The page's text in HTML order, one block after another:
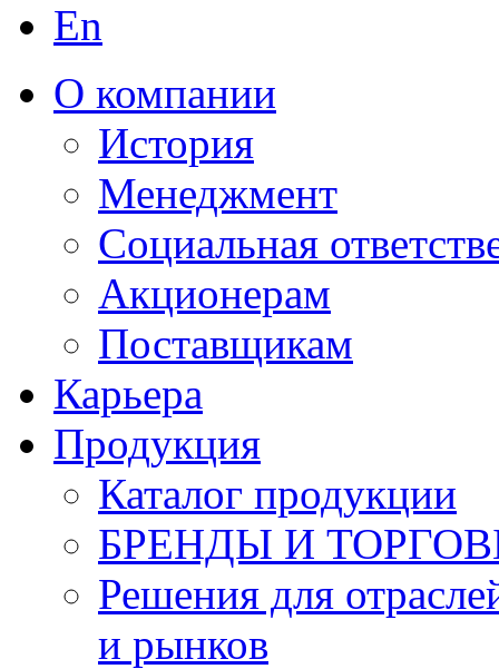
En
О компании
История
Менеджмент
Социальная
Акционерам
Поставщикам
Карьера
Продукция
Каталог продукции
БРЕНДЫ И
Решения для
и рынков